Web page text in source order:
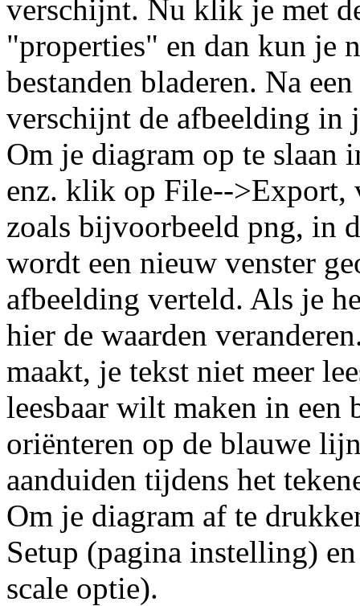
verschijnt. Nu klik je met
"properties" en dan kun je
bestanden bladeren. Na
verschijnt de afbeelding in
Om je diagram op te slaan
enz. klik op File-->Export,
zoals bijvoorbeeld png, in
wordt een nieuw venster
afbeelding verteld. Als je
hier de waarden
maakt, je tekst niet meer
leesbaar wilt maken in een
oriënteren op de blauwe
aanduiden tijdens het
Om je diagram af te
Setup (pagina instelling)
scale optie).